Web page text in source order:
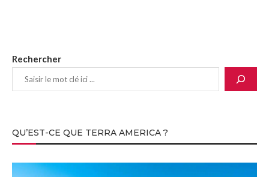
Rechercher
QU’EST-CE QUE TERRA AMERICA ?